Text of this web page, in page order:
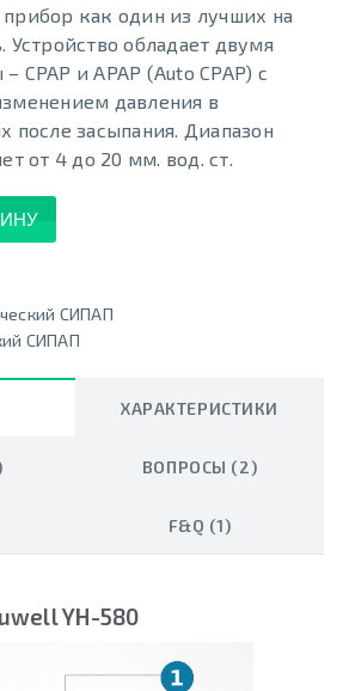
как один из лучших на
Устройство обладает двумя
CPAP и APAP (Auto СPAP) с
давления в
после засыпания. Диапазон
от 4 до 20 мм. вод. ст.
СИПАП
СИПАП
ХАРАКТЕРИСТИКИ
ВОПРОСЫ (2)
F&Q (1)
YH-580